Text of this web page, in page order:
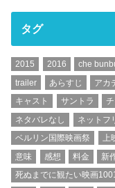
タグ
2015 2016 che
trailer
あらすじ アカ
キャスト
サントラ
ネタバレなし
ネットフ
ベルリン国際映画祭
上
意味
感想 料金 新
死ぬまでに観たい映画